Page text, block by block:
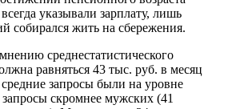
указывали зарплату, лишь
собирался жить на сбережения.
среднестатистического
равняться 43 тыс. руб. в месяц
запросы были на уровне
скромнее мужских (41